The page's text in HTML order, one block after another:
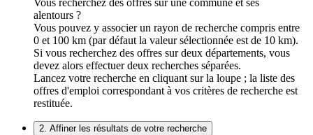
Vous recherchez des offres sur une commune et ses
alentours ?
Vous pouvez y associer un rayon de recherche compris entre
0 et 100 km (par défaut la valeur sélectionnée est de 10 km).
Si vous recherchez des offres sur deux départements, vous
devez alors effectuer deux recherches séparées.
Lancez votre recherche en cliquant sur la loupe ; la liste des
offres d'emploi correspondant à vos critères de recherche est
restituée.
2. Affiner les résultats de votre recherche